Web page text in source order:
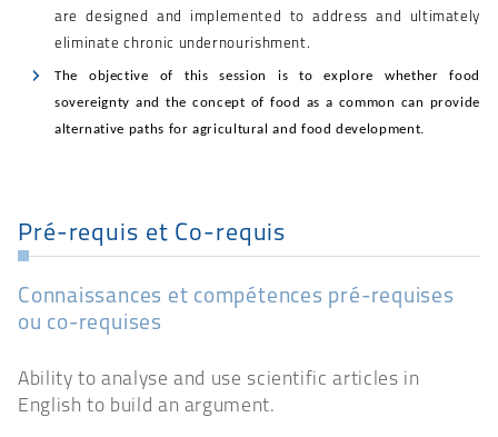
are designed and implemented to address and ultimately
eliminate chronic undernourishment.
The objective of this session is to explore whether food
sovereignty and the concept of food as a common can provide
alternative paths for agricultural and food development.
Pré-requis et Co-requis
Connaissances et compétences pré-requises
ou co-requises
Ability to analyse and use scientific articles in
English to build an argument.